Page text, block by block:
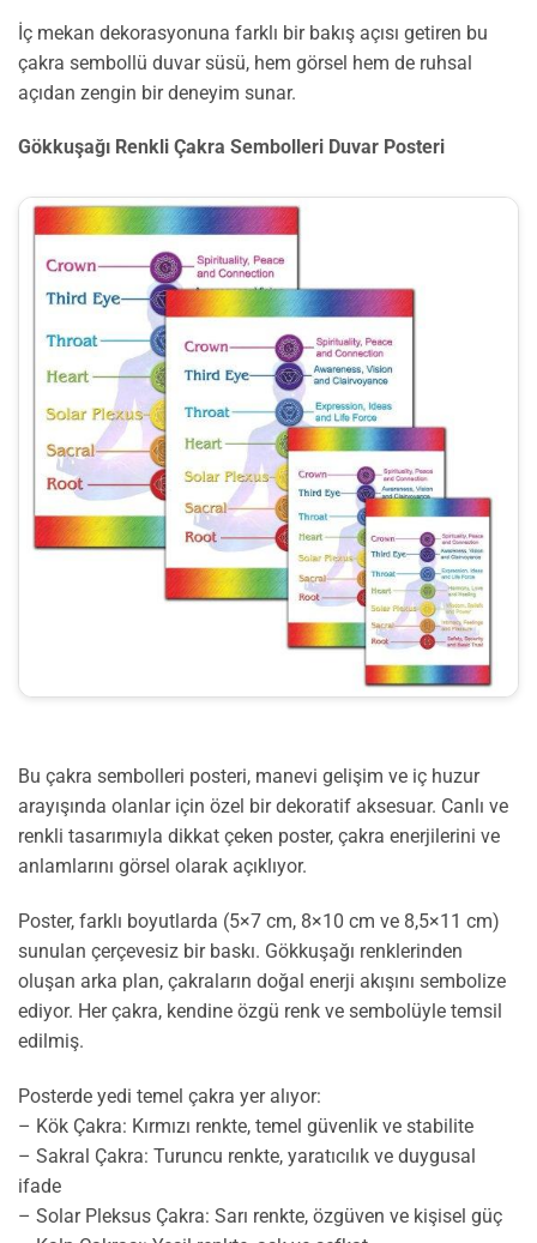
İç mekan dekorasyonuna farklı bir bakış açısı getiren bu
çakra sembollü duvar süsü, hem görsel hem de ruhsal
açıdan zengin bir deneyim sunar.
Gökkuşağı Renkli Çakra Sembolleri Duvar Posteri
Bu çakra sembolleri posteri, manevi gelişim ve iç huzur
arayışında olanlar için özel bir dekoratif aksesuar. Canlı ve
renkli tasarımıyla dikkat çeken poster, çakra enerjilerini ve
anlamlarını görsel olarak açıklıyor.
Poster, farklı boyutlarda (5×7 cm, 8×10 cm ve 8,5×11 cm)
sunulan çerçevesiz bir baskı. Gökkuşağı renklerinden
oluşan arka plan, çakraların doğal enerji akışını sembolize
ediyor. Her çakra, kendine özgü renk ve sembolüyle temsil
edilmiş.
Posterde yedi temel çakra yer alıyor:
– Kök Çakra: Kırmızı renkte, temel güvenlik ve stabilite
– Sakral Çakra: Turuncu renkte, yaratıcılık ve duygusal
ifade
– Solar Pleksus Çakra: Sarı renkte, özgüven ve kişisel güç